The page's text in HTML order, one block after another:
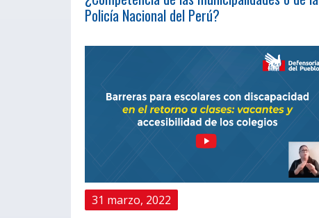
Policía Nacional del Perú?
31 marzo, 2022